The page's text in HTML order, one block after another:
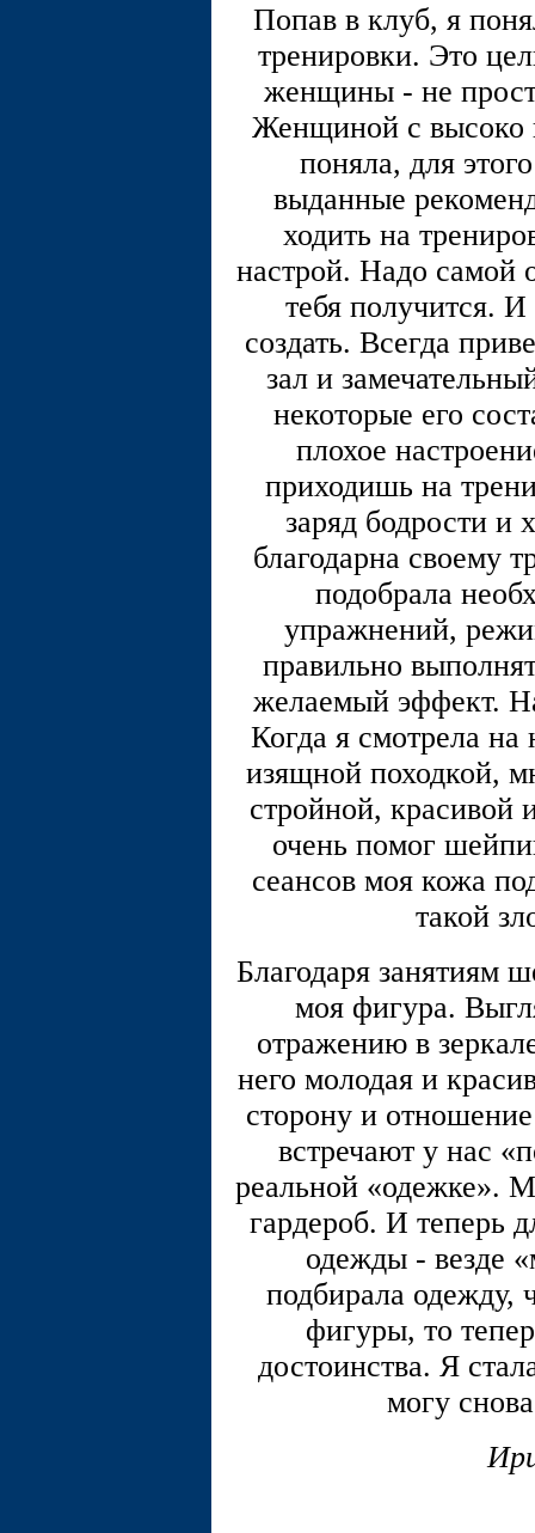
Попав в клуб, я
тренировки. Это
женщины - не
Женщиной с высоко
поняла, для
выданные
ходить на
настрой. Надо самой
тебя получится.
создать. Всегда
зал и
некоторые его
плохое
приходишь на
заряд бодрости и
благодарна своему
подобрала
упражнений,
правильно
желаемый эффект.
Когда я смотрела
изящной походкой,
стройной, красивой
очень помог
сеансов моя кожа
такой
Благодаря занятиям
моя фигура.
отражению в
него молодая и
сторону и
встречают у нас
реальной «одежке».
гардероб. И теперь
одежды - везде
подбирала одежду,
фигуры, то
достоинства. Я
могу